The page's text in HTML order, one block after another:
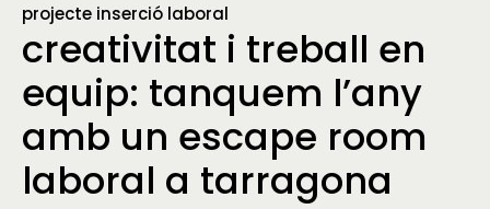
projecte inserció laboral
creativitat i treball en
equip: tanquem l’any
amb un escape room
laboral a tarragona